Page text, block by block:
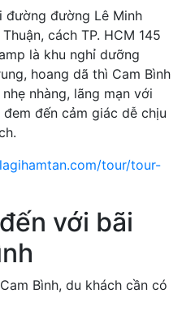
đường đường Lê Minh
cách TP. HCM 145
là khu nghỉ dưỡng
hoang dã thì Cam Bình
nhàng, lãng mạn với
đến cảm giác dễ chịu
tour/tour-
với bãi
Bình, du khách cần có